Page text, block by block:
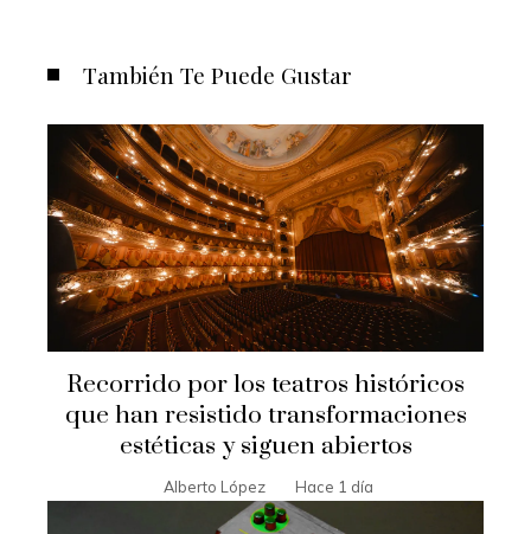
También Te Puede Gustar
Recorrido por los teatros históricos
que han resistido transformaciones
estéticas y siguen abiertos
Alberto López Hace 1 día